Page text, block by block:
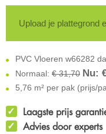
Upload je plattegrond
PVC Vloeren w66282
Normaal: € 31,70 Nu:
5,76 m² per pak (prijs/
Laagste prijs
Advies door experts